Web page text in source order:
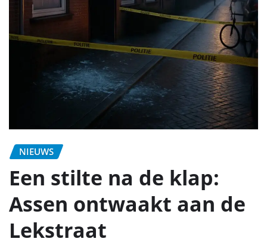
NIEUWS
Een stilte na de klap:
Assen ontwaakt aan de
Lekstraat